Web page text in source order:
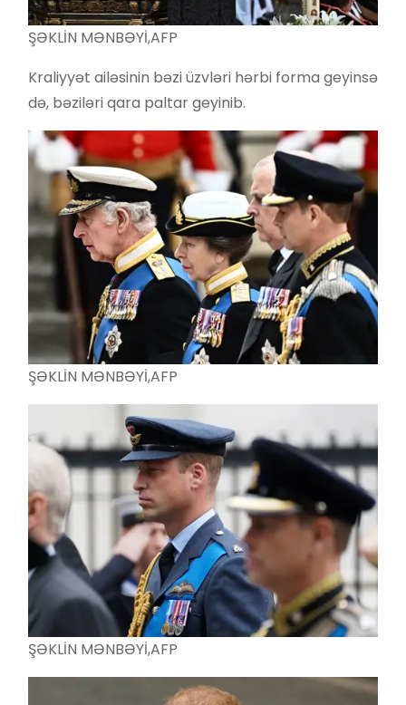
ŞƏKLİN MƏNBƏYİ,AFP
Kraliyyət ailəsinin bəzi üzvləri hərbi forma geyinsə
də, bəziləri qara paltar geyinib.
ŞƏKLİN MƏNBƏYİ,AFP
ŞƏKLİN MƏNBƏYİ,AFP